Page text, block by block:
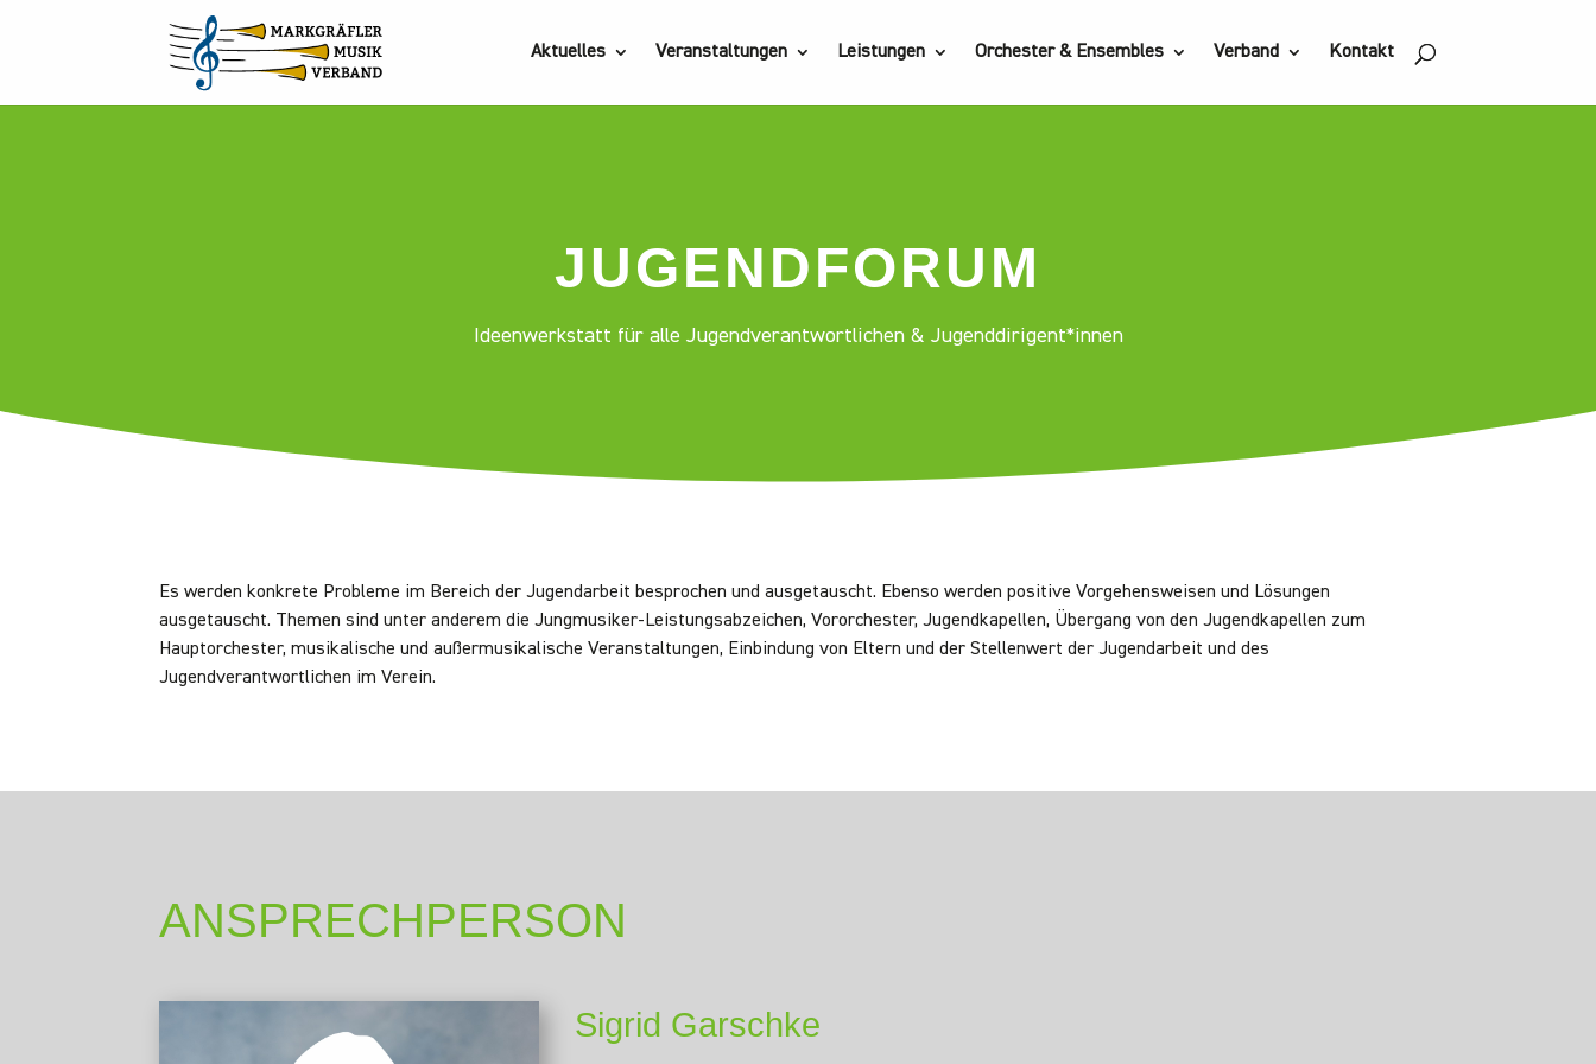
Aktuelles Veranstaltungen Leistungen Orchester & Ensembles Verband Kontakt
JUGENDFORUM
Ideenwerkstatt für alle Jugendverantwortlichen & Jugenddirigent*innen
Es werden konkrete Probleme im Bereich der Jugendarbeit besprochen und ausgetauscht. Ebenso werden positive Vorgehensweisen und Lösungen
ausgetauscht. Themen sind unter anderem die Jungmusiker-Leistungsabzeichen, Vororchester, Jugendkapellen, Übergang von den Jugendkapellen zum
Hauptorchester, musikalische und außermusikalische Veranstaltungen, Einbindung von Eltern und der Stellenwert der Jugendarbeit und des
Jugendverantwortlichen im Verein.
ANSPRECHPERSON
Sigrid Garschke